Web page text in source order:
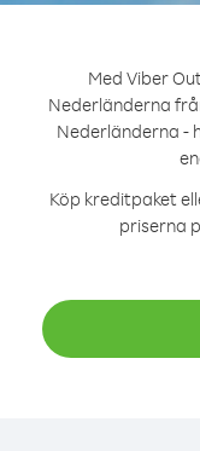
Med Viber
Nederländerna
Nederländerna -
Köp kreditpaket
priserna